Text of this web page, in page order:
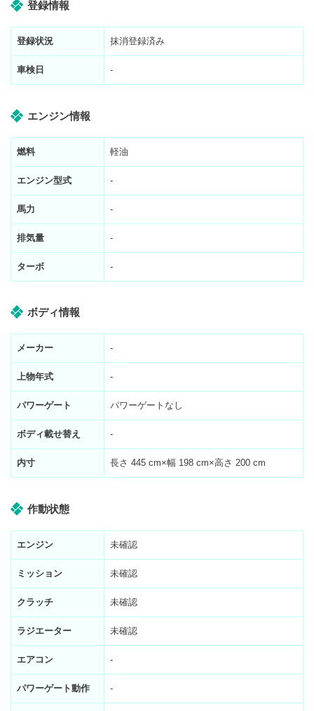
登録情報
登録状況 抹消登録済み
車検日 -
エンジン情報
燃料 軽油
エンジン型式 -
馬力 -
排気量 -
ターボ -
ボディ情報
メーカー -
上物年式 -
パワーゲート パワーゲートなし
ボディ載せ替え -
内寸 長さ 445 cm×幅 198 cm×高さ 200 cm
作動状態
エンジン 未確認
ミッション 未確認
クラッチ 未確認
ラジエーター 未確認
エアコン -
パワーゲート動作 -